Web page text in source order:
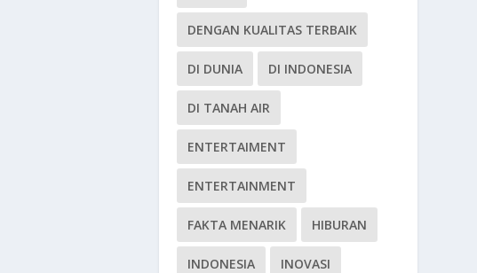
DENGAN KUALITAS TERBAIK
DI DUNIA DI INDONESIA
DI TANAH AIR
ENTERTAIMENT
ENTERTAINMENT
FAKTA MENARIK HIBURAN
INDONESIA INOVASI